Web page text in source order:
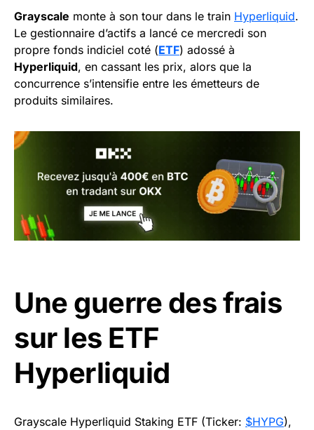
Grayscale monte à son tour dans le train Hyperliquid.
Le gestionnaire d’actifs a lancé ce mercredi son
propre fonds indiciel coté (ETF) adossé à
Hyperliquid, en cassant les prix, alors que la
concurrence s’intensifie entre les émetteurs de
produits similaires.
Une guerre des frais
sur les ETF
Hyperliquid
Grayscale Hyperliquid Staking ETF (Ticker: $HYPG),